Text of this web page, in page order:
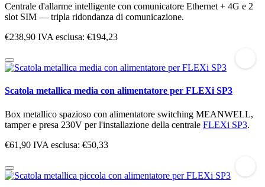
Centrale d'allarme intelligente con comunicatore Ethernet + 4G e 2
slot SIM — tripla ridondanza di comunicazione.
€238,90 IVA esclusa: €194,23
Scatola metallica media con alimentatore per FLEXi SP3
Box metallico spazioso con alimentatore switching MEANWELL,
tamper e presa 230V per l'installazione della centrale FLEXi SP3.
€61,90 IVA esclusa: €50,33